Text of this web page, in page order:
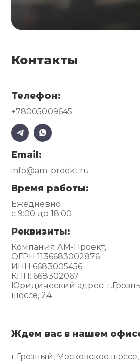
Контакты
Телефон:
+78005009645
Email:
info@am-proekt.ru
Время работы:
Ежедневно
с 9:00 до 18:00
Реквизиты:
Компания АМ-Проект,
ОГРН 1136683002876
ИНН 6683005456
КПП: 668302067
Юридический адрес:
шоссе, 24
Ждем вас в нашем
г.Грозный, Московское